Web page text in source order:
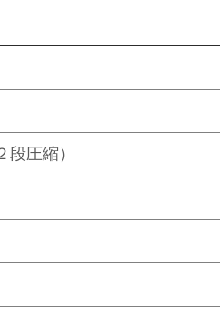
圧縮）